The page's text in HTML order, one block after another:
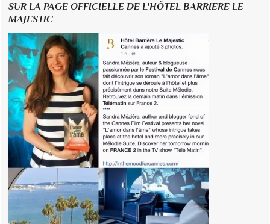
SUR LA PAGE OFFICIELLE DE L'HÔTEL BARRIERE LE
MAJESTIC